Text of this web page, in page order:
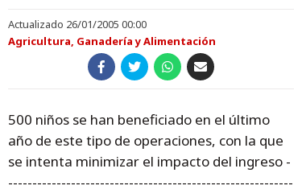
Actualizado 26/01/2005 00:00
Agricultura, Ganadería y Alimentación
500 niños se han beneficiado en el último
año de este tipo de operaciones, con la que
se intenta minimizar el impacto del ingreso -